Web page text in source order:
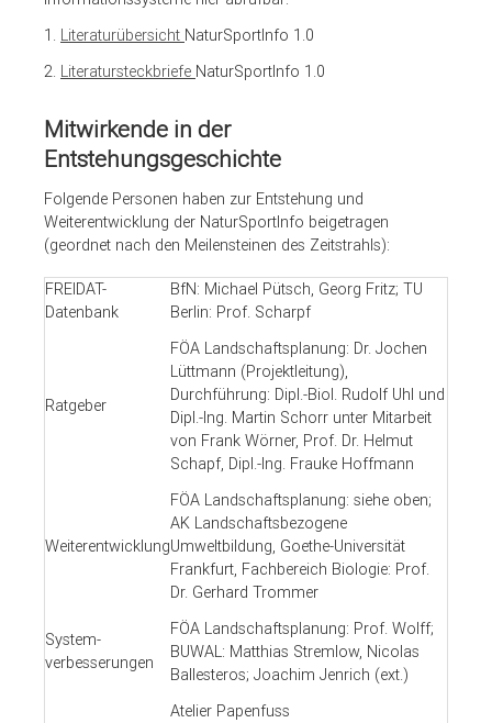
1. Literaturübersicht NaturSportInfo 1.0
2. Literatursteckbriefe NaturSportInfo 1.0
Mitwirkende in der
Entstehungsgeschichte
Folgende Personen haben zur Entstehung und
Weiterentwicklung der NaturSportInfo beigetragen
(geordnet nach den Meilensteinen des Zeitstrahls):
FREIDAT-
Datenbank
BfN: Michael Pütsch, Georg Fritz; TU
Berlin: Prof. Scharpf
Ratgeber
FÖA Landschaftsplanung: Dr. Jochen
Lüttmann (Projektleitung),
Durchführung: Dipl.-Biol. Rudolf Uhl und
Dipl.-Ing. Martin Schorr unter Mitarbeit
von Frank Wörner, Prof. Dr. Helmut
Schapf, Dipl.-Ing. Frauke Hoffmann
Weiterentwicklung
FÖA Landschaftsplanung: siehe oben;
AK Landschaftsbezogene
Umweltbildung, Goethe-Universität
Frankfurt, Fachbereich Biologie: Prof.
Dr. Gerhard Trommer
System-
verbesserungen
FÖA Landschaftsplanung: Prof. Wolff;
BUWAL: Matthias Stremlow, Nicolas
Ballesteros; Joachim Jenrich (ext.)
Atelier Papenfuss